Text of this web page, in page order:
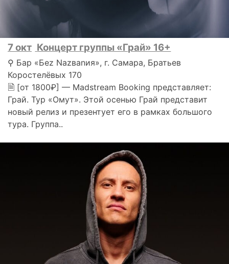
7 окт Концерт группы «Грай» 16+
⚲ Бар «Беz Nаzваnия», г. Самара, Братьев
Коростелёвых 170
🗎 [от 1800₽] — Madstream Booking представляет:
Грай. Тур «Омут». Этой осенью Грай представит
новый релиз и презентует его в рамках большого
тура. Группа..